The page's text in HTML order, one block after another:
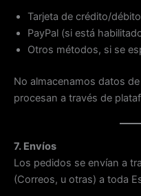
Tarjeta de crédito/
PayPal (si está
Otros métodos, si se
No almacenamos datos
procesan a través de
7. Envíos
Los pedidos se envían a
(Correos, u otras) a toda